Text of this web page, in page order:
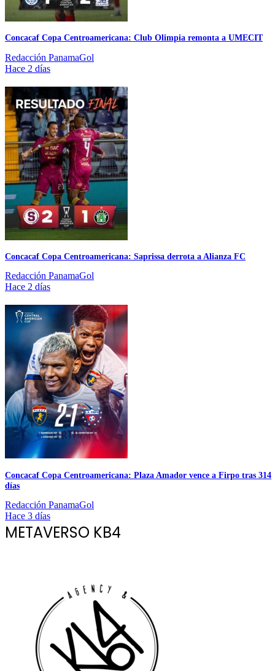
Concacaf Copa Centroamericana: Club Olimpia remonta a UMECIT
Redacción PanamaGol
Hace 2 días
Concacaf Copa Centroamericana: Saprissa derrota a Alianza FC
Redacción PanamaGol
Hace 2 días
Concacaf Copa Centroamericana: Plaza Amador vence a Firpo tras 314
días
Redacción PanamaGol
Hace 3 días
METAVERSO KB4